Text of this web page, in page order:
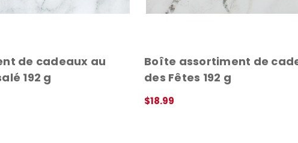
de cadeaux au
192 g
Boîte assortiment de
des Fêtes 192 g
$18.99